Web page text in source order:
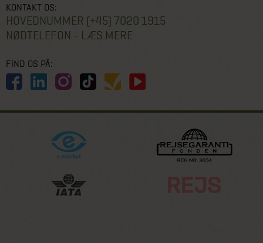
KONTAKT OS:
HOVEDNUMMER (+45) 7020 1915
NØDTELEFON - LÆS MERE
FIND OS PÅ: